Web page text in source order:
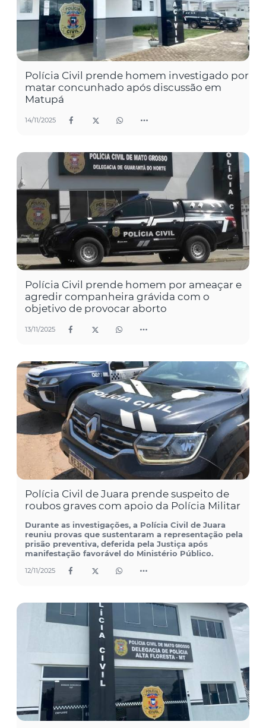
Polícia Civil prende homem investigado por
matar concunhado após discussão em
Matupá
14/11/2025
Polícia Civil prende homem por ameaçar e
agredir companheira grávida com o
objetivo de provocar aborto
13/11/2025
Polícia Civil de Juara prende suspeito de
roubos graves com apoio da Polícia Militar
Durante as investigações, a Polícia Civil de Juara
reuniu provas que sustentaram a representação pela
prisão preventiva, deferida pela Justiça após
manifestação favorável do Ministério Público.
12/11/2025